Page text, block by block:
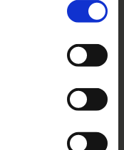
a través del uso
el cuadro inferior
seleccionar el tipo
sobre "Permitir la
la cual podrá